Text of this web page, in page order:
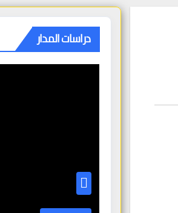
دراسات المدار